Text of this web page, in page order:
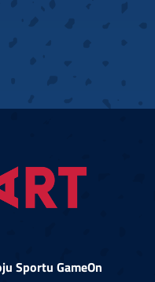
Sportu GameOn